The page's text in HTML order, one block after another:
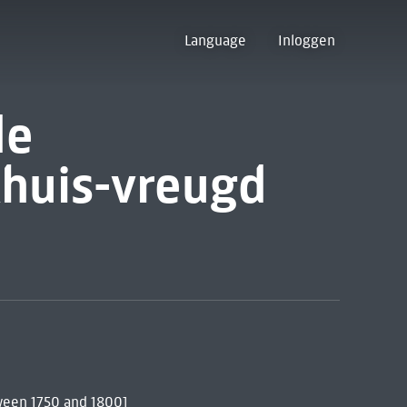
Language Inloggen
vreugd
1750 and 1800]